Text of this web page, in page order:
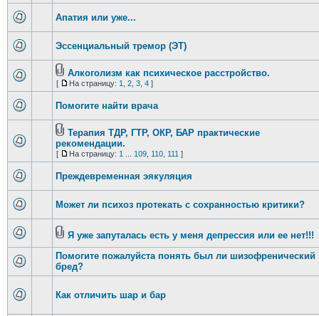
Апатия или уже...
Эссенциальный тремор (ЭТ)
Алкоголизм как психическое расстройство.
[ На страницу: 1 2, 3, 4]
Помогите найти врача
Терапия ТДР, ГТР, ОКР, БАР практические
рекомендации.
[ На страницу: 1 109, 110, 111 ]
Преждевременная эякуляция
Может ли психоз протекать с сохранностью критики?
Я уже запуталась есть у меня депрессия или ее нет!!!
Помогите пожалуйста понять был ли шизофренический
бред?
Как отличить шар и бар